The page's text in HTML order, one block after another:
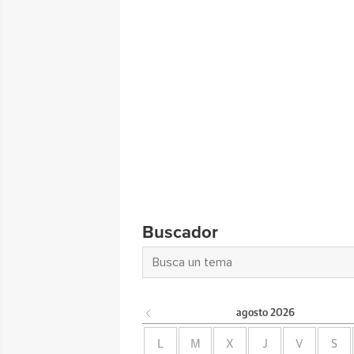
Buscador
agosto 2026
L M X J V S